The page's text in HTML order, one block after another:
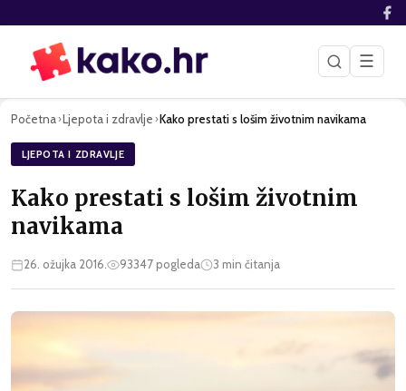
☰
Početna›Ljepota i zdravlje ›Kako prestati s lošim životnim navikama
LJEPOTA I ZDRAVLJE
Kako prestati s lošim životnim
navikama
26. ožujka 2016. 93347pogleda 3 min čitanja